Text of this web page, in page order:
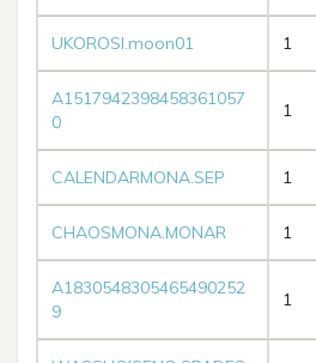
UKOROSI.moon01 1
A1517942398458361057
0
1
CALENDARMONA.SEP 1
CHAOSMONA.MONAR 1
A1830548305465490252
9
1